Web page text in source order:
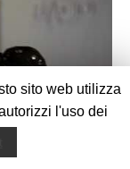
sito web utilizza
l'uso dei